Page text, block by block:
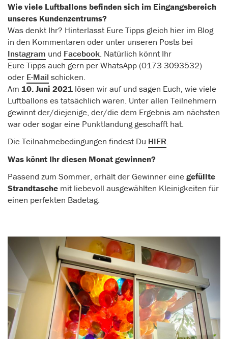
Wie viele Luftballons befinden sich im Eingangsbereich
unseres Kundenzentrums?
Was denkt Ihr? Hinterlasst Eure Tipps gleich hier im Blog
in den Kommentaren oder unter unseren Posts bei
Instagram und Facebook. Natürlich könnt Ihr
Eure Tipps auch gern per WhatsApp (0173 3093532)
oder E-Mail schicken.
Am 10. Juni 2021 lösen wir auf und sagen Euch, wie viele
Luftballons es tatsächlich waren. Unter allen Teilnehmern
gewinnt der/diejenige, der/die dem Ergebnis am nächsten
war oder sogar eine Punktlandung geschafft hat.
Die Teilnahmebedingungen findest Du HIER.
Was könnt Ihr diesen Monat gewinnen?
Passend zum Sommer, erhält der Gewinner einegefüllte
Strandtasche mit liebevoll ausgewählten Kleinigkeiten für
einen perfekten Badetag.